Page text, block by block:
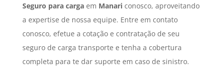
Seguro para cargaem Manariconosco, aproveitando
a expertise de nossa equipe. Entre em contato
conosco, efetue a cotação e contratação de seu
seguro de carga transporte e tenha a cobertura
completa para te dar suporte em caso de sinistro.